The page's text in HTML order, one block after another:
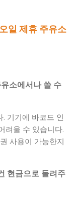
일 제휴 주유소
소에서나 쓸 수
기기에 바코드 인
려울 수 있습니다.
사용이 가능한지
현금으로 돌려주